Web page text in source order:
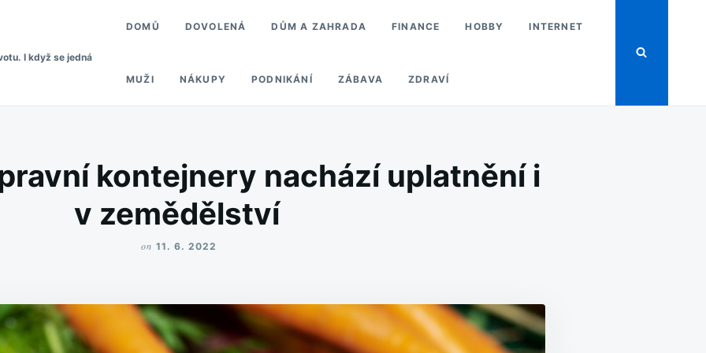
I když se jedná
DOMŮ DOVOLENÁ DŮM A ZAHRADA FINANCE HOBBY INTERNET
MUŽI NÁKUPY PODNIKÁNÍ ZÁBAVA ZDRAVÍ
kontejnery nachází uplatnění i
v zemědělství
on 11. 6. 2022